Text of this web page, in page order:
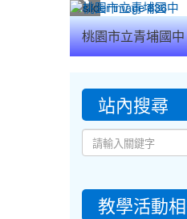
桃園市立青埔國中
::: 站內搜尋
教學活動